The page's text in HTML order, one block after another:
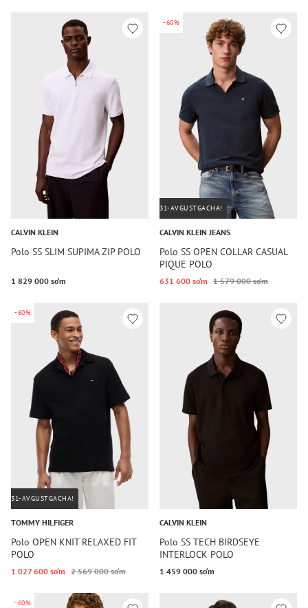
CALVIN KLEIN
Polo SS SLIM SUPIMA ZIP POLO
1 829 000 so‘m
-60%
31-AVGUSTGACHA!
CALVIN KLEIN JEANS
Polo SS OPEN COLLAR CASUAL
PIQUE POLO
631 600 so‘m 1 579 000 so‘m
-60%
31-AVGUSTGACHA!
TOMMY HILFIGER
Polo OPEN KNIT RELAXED FIT
POLO
1 027 600 so‘m 2 569 000 so‘m
CALVIN KLEIN
Polo SS TECH BIRDSEYE
INTERLOCK POLO
1 459 000 so‘m
-60%